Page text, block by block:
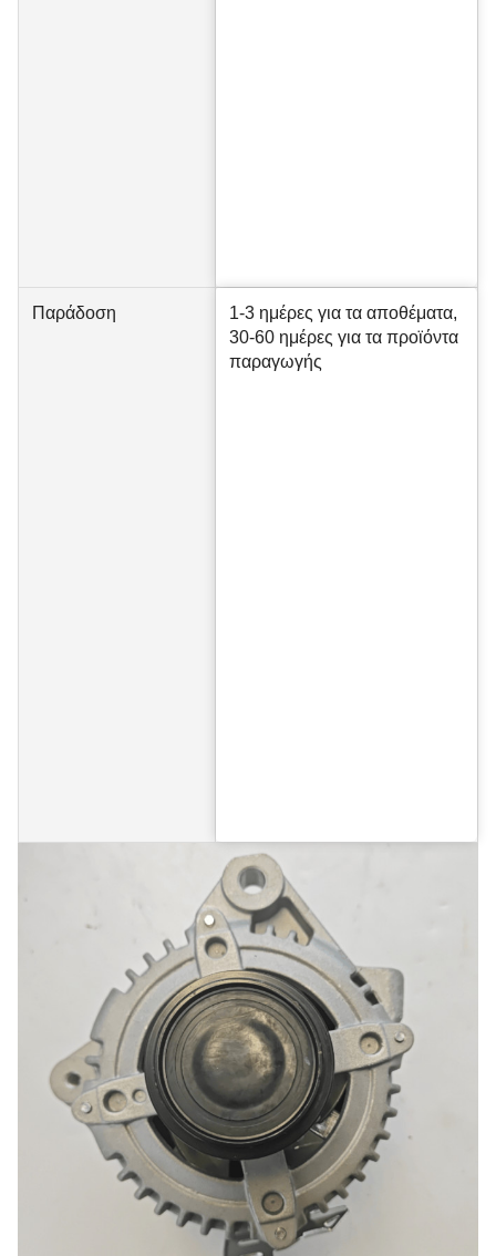
Παράδοση
1-3 ημέρες για τα αποθέματα,
30-60 ημέρες για τα προϊόντα
παραγωγής